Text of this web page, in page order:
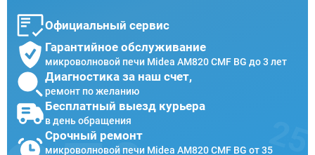
Официальный сервис
Гарантийное обслуживание
микроволновой печи Midea AM820 CMF BG до 3 лет
Диагностика за наш счет,
ремонт по желанию
Бесплатный выезд курьера
в день обращения
Срочный ремонт
микроволновой печи Midea AM820 CMF BG от 35